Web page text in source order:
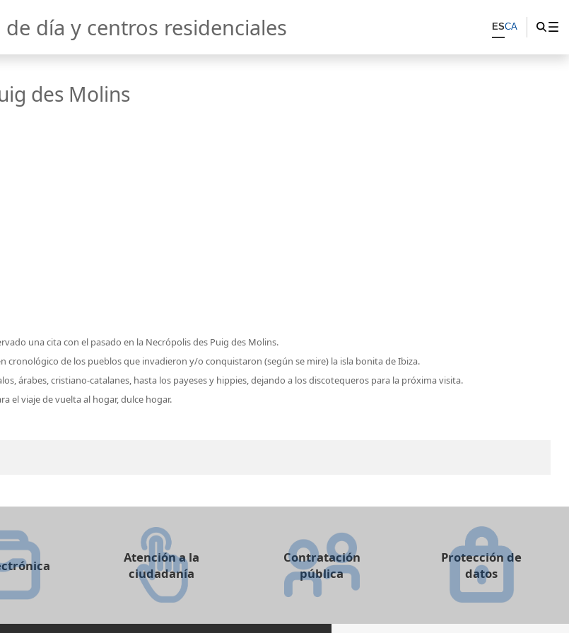
día y centros residenciales ESCA
des Molins
una cita con el pasado en la Necrópolis des Puig des Molins.
de los pueblos que invadieron y/o conquistaron (según se mire) la isla bonita de Ibiza.
árabes, cristiano-catalanes, hasta los payeses y hippies, dejando a los discotequeros para la próxima visita.
el viaje de vuelta al hogar, dulce hogar.
Atención a la
ciudadanía
Contratación
pública
Protección de
datos